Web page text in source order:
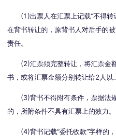
(1)出票人在汇票上记载“不得转
在背书转让的，原背书人对后手的
责任。
(2)汇票须完整转让，将汇票金
书，或将汇票金额分别转让给2人以
(3)背书不得附有条件，票据法
的，所附条件不具有汇票上的效力。
(4)背书记载“委托收款”字样的